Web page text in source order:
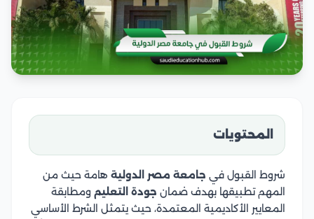
المحتويات
شروط القبول في جامعة مصر الدولية هامة حيث من
المهم تطبيقها بهدف ضمان جودة التعليم ومطابقة
المعايير الأكاديمية المعتمدة، حيث يتمثل الشرط الأساسي